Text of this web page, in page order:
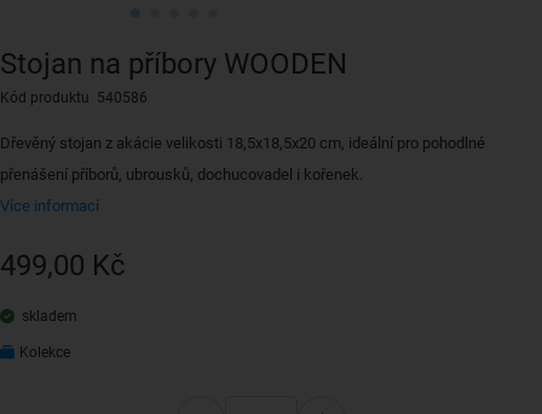
Stojan na příbory WOODEN
Kód produktu 540586
Dřevěný stojan z akácie velikosti 18,5x18,5x20 cm, ideální pro pohodlné
přenášení příborů, ubrousků, dochucovadel i kořenek.
Více informací
499,00 Kč
skladem
Kolekce